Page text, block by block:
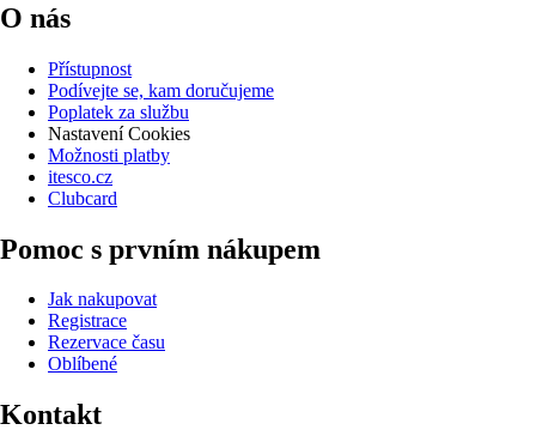
O nás
Přístupnost
Podívejte se, kam doručujeme
Poplatek za službu
Nastavení Cookies
Možnosti platby
itesco.cz
Clubcard
Pomoc s prvním nákupem
Jak nakupovat
Registrace
Rezervace času
Oblíbené
Kontakt